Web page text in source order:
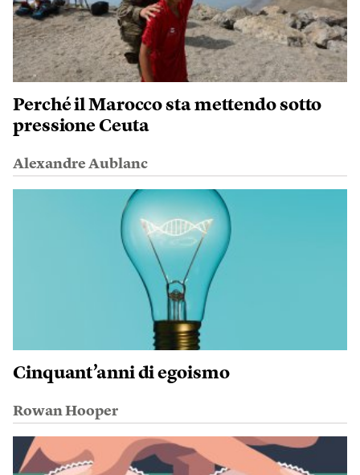
Perché il Marocco sta mettendo sotto
pressione Ceuta
Alexandre Aublanc
Cinquant’anni di egoismo
Rowan Hooper